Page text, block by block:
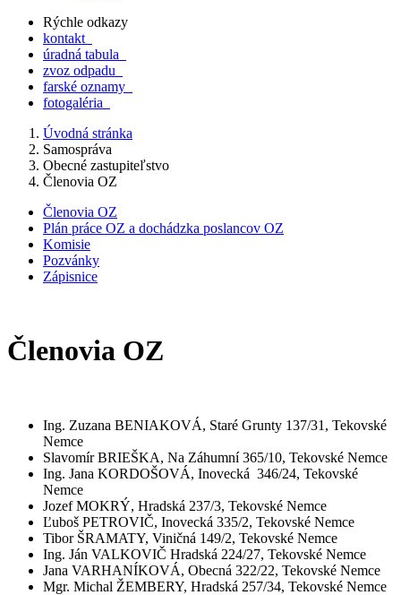
Rýchle odkazy
kontakt
úradná tabula
zvoz odpadu
farské oznamy
fotogaléria
Úvodná stránka
Samospráva
Obecné zastupiteľstvo
Členovia OZ
Členovia OZ
Plán práce OZ a dochádzka poslancov OZ
Komisie
Pozvánky
Zápisnice
Členovia OZ
Ing. Zuzana BENIAKOVÁ, Staré Grunty 137/31, Tekovské
Nemce
Slavomír BRIEŠKA, Na Záhumní 365/10, Tekovské Nemce
Ing. Jana KORDOŠOVÁ, Inovecká 346/24, Tekovské
Nemce
Jozef MOKRÝ, Hradská 237/3, Tekovské Nemce
Ľuboš PETROVIČ, Inovecká 335/2, Tekovské Nemce
Tibor ŠRAMATY, Viničná 149/2, Tekovské Nemce
Ing. Ján VALKOVIČ Hradská 224/27, Tekovské Nemce
Jana VARHANÍKOVÁ, Obecná 322/22, Tekovské Nemce
Mgr. Michal ŽEMBERY, Hradská 257/34, Tekovské Nemce